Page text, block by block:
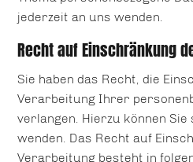
jederzeit an uns wenden.
Recht auf Einschränkung
Sie haben das Recht, die
Verarbeitung Ihrer
verlangen. Hierzu können
wenden. Das Recht auf
Verarbeitung besteht in